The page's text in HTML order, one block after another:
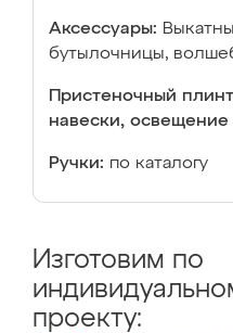
Аксессуары:
бутылочницы,
Пристеночный
навески, освещение
Ручки: по каталогу
Изготовим по
проекту: